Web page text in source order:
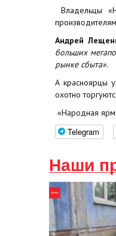
Владельцы
Андрей
больших
рынке сбыта».
А красноярцы
охотно
«Народная
Telegram
Наши